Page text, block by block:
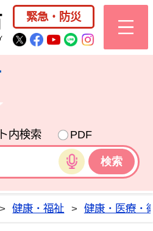
桜川市公式ホー
緊急・防災
桜川市公式Twitter
桜川市公式
桜川市公式
桜川市公式
内検索
PDF
音声検索
> 健康・福祉 > 健康・医療・